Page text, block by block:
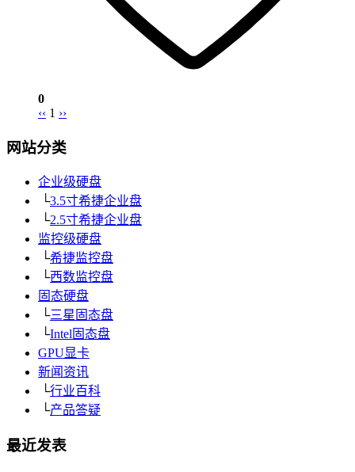
0
‹‹ 1 ››
网站分类
企业级硬盘
└3.5寸希捷企业盘
└2.5寸希捷企业盘
监控级硬盘
└希捷监控盘
└西数监控盘
固态硬盘
└三星固态盘
└Intel固态盘
GPU显卡
新闻资讯
└行业百科
└产品答疑
最近发表